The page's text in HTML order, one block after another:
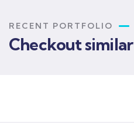
RECENT PORTFOLIO
Checkout